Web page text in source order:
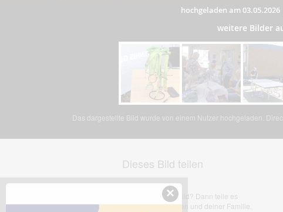
hochgeladen am 03.05.2026
weitere Bilder
Das dargestellte Bild wurde von einem Nutzer hochgeladen.
Dieses Bild teilen
Dir gefällt dieses Bild? Dann teile es
mit deinen Freunden und deiner Familie.
×